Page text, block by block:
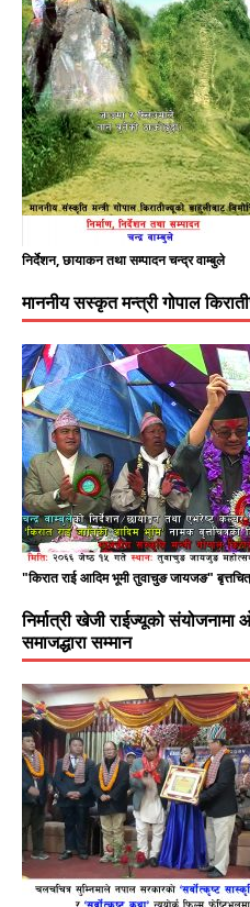
निर्देशन, छायाकन तथा सम्पादन चन्द्र वाम्बुले
माननीय सस्कृत मन्त्री गोपाल
"किरात राई आदिम भूमी तुवाचुङ जायजङ"
निर्मात्री खेजी राईज्यूको
समाजद्धारा सम्मान